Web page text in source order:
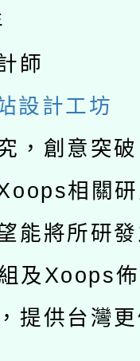
度閱讀
研習
智慧
師名單
教學軟體
會函釋公
申請許可
利署委託
辦理「
及節水達
福系列
景藝術
師
設計工坊
，創意突
相關
能將所研
及Xoops
提供台灣